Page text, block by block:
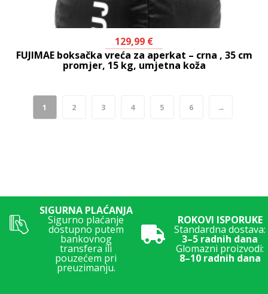
129,99 €
FUJIMAE boksačka vreća za aperkat – crna , 35 cm
promjer, 15 kg, umjetna koža
1 2 3 4 5 6 →
SIGURNA PLAĆANJA
Sigurno plaćanje
dostupno putem
bankovnog
transfera ili
pouzećem pri
preuzimanju.
ROKOVI ISPORUKE
Standardna dostava:
3–5 radnih dana
Glomazni proizvodi:
8–10 radnih dana